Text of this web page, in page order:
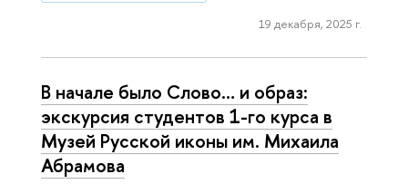
19 декабря, 2025 г.
В начале было Слово… и образ:
экскурсия студентов 1-го курса в
Музей Русской иконы им. Михаила
Абрамова